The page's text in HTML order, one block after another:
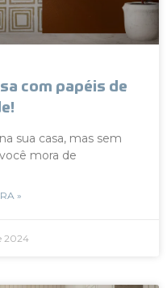
com papéis de
sua casa, mas sem
mora de
»
2024